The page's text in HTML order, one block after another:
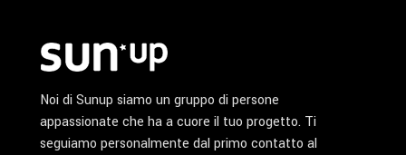
Noi di Sunup siamo un gruppo di persone
appassionate che ha a cuore il tuo progetto. Ti
seguiamo personalmente dal primo contatto al